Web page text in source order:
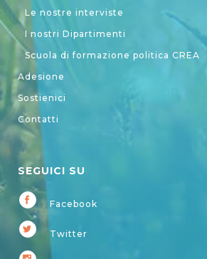
Le nostre interviste
I nostri Dipartimenti
Scuola di formazione politica CREA
Adesione
Sostienici
Contatti
SEGUICI SU
Facebook
Twitter